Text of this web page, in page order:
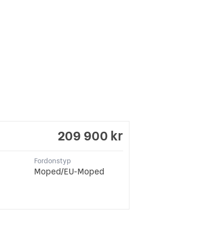
209 900 kr
Fordonstyp
Moped/EU-Moped